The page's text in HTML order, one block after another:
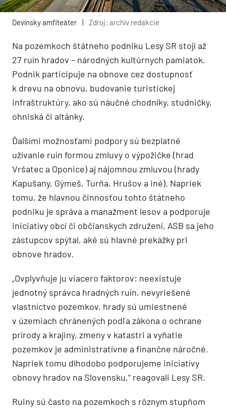
Devínsky amfiteáter | Zdroj: archív redakcie
Na pozemkoch štátneho podniku Lesy SR stojí až
27 ruín hradov – národných kultúrnych pamiatok.
Podnik participuje na obnove cez dostupnosť
k drevu na obnovu, budovanie turistickej
infraštruktúry, ako sú náučné chodníky, studničky,
ohniská či altánky.
Ďalšími možnosťami podpory sú bezplatné
užívanie ruín formou zmluvy o výpožičke (hrad
Vršatec a Oponice) aj nájomnou zmluvou (hrady
Kapušany, Gýmeš, Turňa, Hrušov a iné). Napriek
tomu, že hlavnou činnosťou tohto štátneho
podniku je správa a manažment lesov a podporuje
iniciatívy obcí či občianskych združení, ASB sa jeho
zástupcov spýtal, aké sú hlavné prekážky pri
obnove hradov.
„Ovplyvňuje ju viacero faktorov: neexistuje
jednotný správca hradných ruín, nevyriešené
vlastníctvo pozemkov, hrady sú umiestnené
v územiach chránených podľa zákona o ochrane
prírody a krajiny, zmeny v katastri a vyňatie
pozemkov je administratívne a finančne náročné.
Napriek tomu dlhodobo podporujeme iniciatívy
obnovy hradov na Slovensku,“ reagovali Lesy SR.
Ruiny sú často na pozemkoch s rôznym stupňom